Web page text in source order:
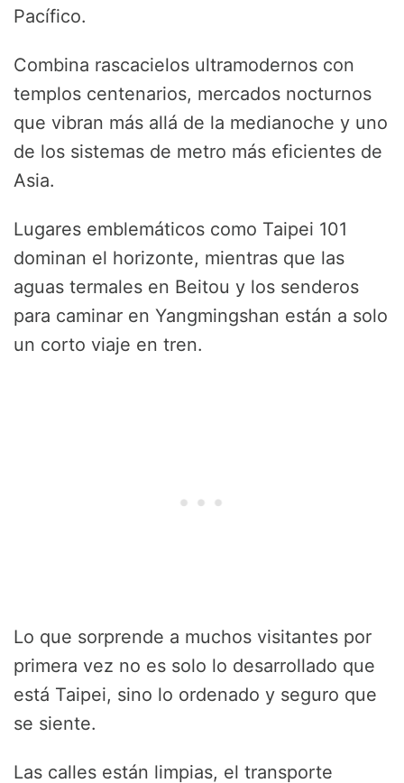
Pacífico.
Combina rascacielos ultramodernos con
templos centenarios, mercados nocturnos
que vibran más allá de la medianoche y uno
de los sistemas de metro más eficientes de
Asia.
Lugares emblemáticos como Taipei 101
dominan el horizonte, mientras que las
aguas termales en Beitou y los senderos
para caminar en Yangmingshan están a solo
un corto viaje en tren.
Lo que sorprende a muchos visitantes por
primera vez no es solo lo desarrollado que
está Taipei, sino lo ordenado y seguro que
se siente.
Las calles están limpias, el transporte